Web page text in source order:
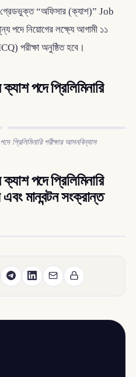
গ্রেডভুক্ত “অফিসার (ক্যাশ)” Job
পদে নিয়োগের লক্ষ্যে আগামী ১১
পরীক্ষা অনুষ্ঠিত হবে।
পদে প্রিলিমিনারি
প্রিলিমিনারি পরীক্ষার আসনবিন্যাস
পদে প্রিলিমিনারি
এবং মানবন্টন সংক্রান্ত